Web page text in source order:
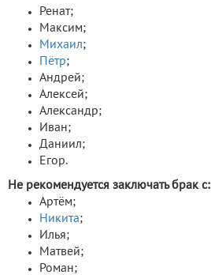
Ренат;
Максим;
Михаил;
Пётр;
Андрей;
Алексей;
Александр;
Иван;
Даниил;
Егор.
Не рекомендуется заключать брак с:
Артём;
Никита;
Илья;
Матвей;
Роман;